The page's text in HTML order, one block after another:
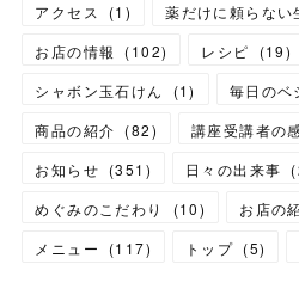
アクセス
(1 ) 薬だけに頼らない
お店の情報
(102) レシピ (19)
シャボン玉石けん
(1) 毎日のベ
商品の紹介 (82) 講座受講者の
お知らせ (351 ) 日々の出来事 (
めぐみのこだわり
(10) お店の
メニュー
(117) トップ (5)